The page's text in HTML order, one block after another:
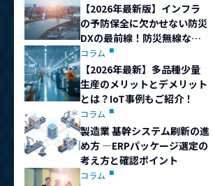
【2026年最新版】インフラ
の予防保全に欠かせない防災
DXの最前線！防災無線など
の総合防災ソリューションの
事例
コラム
【2026年最新】多品種少量
生産のメリットとデメリット
とは？IoT事例もご紹介！
コラム
製造業 基幹システム刷新の進
め方 ―ERPパッケージ選定の
考え方と確認ポイント
コラム